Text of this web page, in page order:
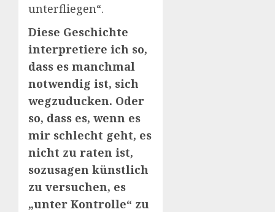
unterfliegen“.
Diese Geschichte
interpretiere ich so,
dass es manchmal
notwendig ist, sich
wegzuducken. Oder
so, dass es, wenn es
mir schlecht geht, es
nicht zu raten ist,
sozusagen künstlich
zu versuchen, es
„unter Kontrolle“ zu